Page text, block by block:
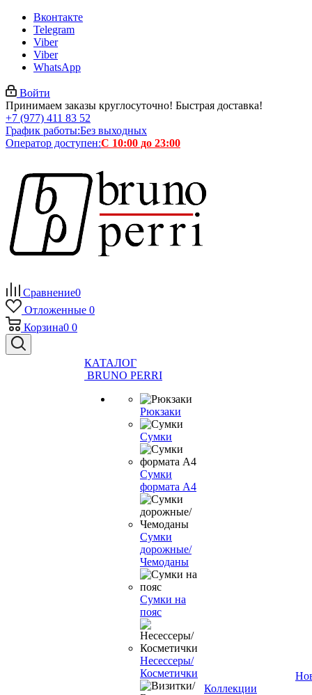
Вконтакте
Telegram
Viber
Viber
WhatsApp
Войти
Принимаем заказы круглосуточно! Быстрая доставка!
+7 (977) 411 83 52
График работы:Без выходных
Оператор доступен:С 10:00 до 23:00
Сравнение0
Отложенные 0
Корзина0 0
КАТАЛОГ
BRUNO PERRI
Рюкзаки
Сумки
Сумки
формата А4
Сумки
дорожные/
Чемоданы
Сумки на
пояс
Несессеры/
Косметички
Коллекции